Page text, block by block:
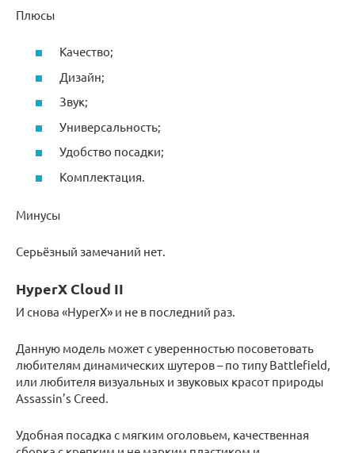
Плюсы
Качество;
Дизайн;
Звук;
Универсальность;
Удобство посадки;
Комплектация.
Минусы
Серьёзный замечаний нет.
HyperX Cloud II
И снова «HyperX» и не в последний раз.
Данную модель может с уверенностью посоветовать
любителям динамических шутеров – по типу Battlefield,
или любителя визуальных и звуковых красот природы
Assassin’s Creed.
Удобная посадка с мягким оголовьем, качественная